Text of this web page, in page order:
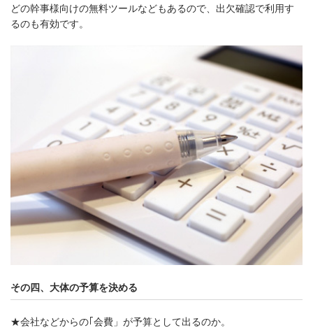
どの幹事様向けの無料ツールなどもあるので、出欠確認で利用す
るのも有効です。
その四、大体の予算を決める
★会社などからの｢会費」が予算として出るのか。